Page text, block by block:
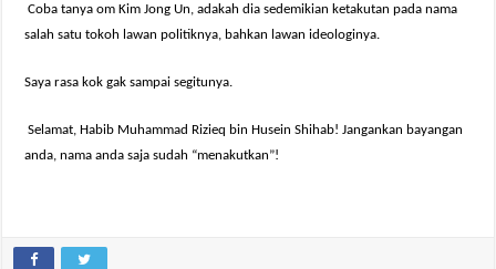
Coba tanya om Kim Jong Un, adakah dia sedemikian ketakutan pada nama
salah satu tokoh lawan politiknya, bahkan lawan ideologinya.
Saya rasa kok gak sampai segitunya.
Selamat, Habib Muhammad Rizieq bin Husein Shihab! Jangankan bayangan
anda, nama anda saja sudah “menakutkan”!